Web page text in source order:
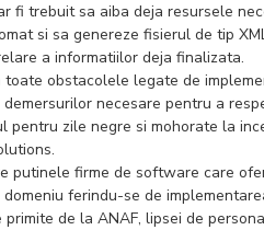
fi trebuit sa aiba deja resursele
si sa genereze fisierul de tip
a informatiilor deja finalizata.
toate obstacolele legate de
necesare pentru a
zile negre si mohorate la
putinele firme de software care
ferindu-se de
de la ANAF, lipsei de